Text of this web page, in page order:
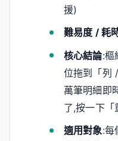
援)
難易度 / 耗
核心結論:樞
位拖到「列
萬筆明細即
了,按一下「
適用對象:每